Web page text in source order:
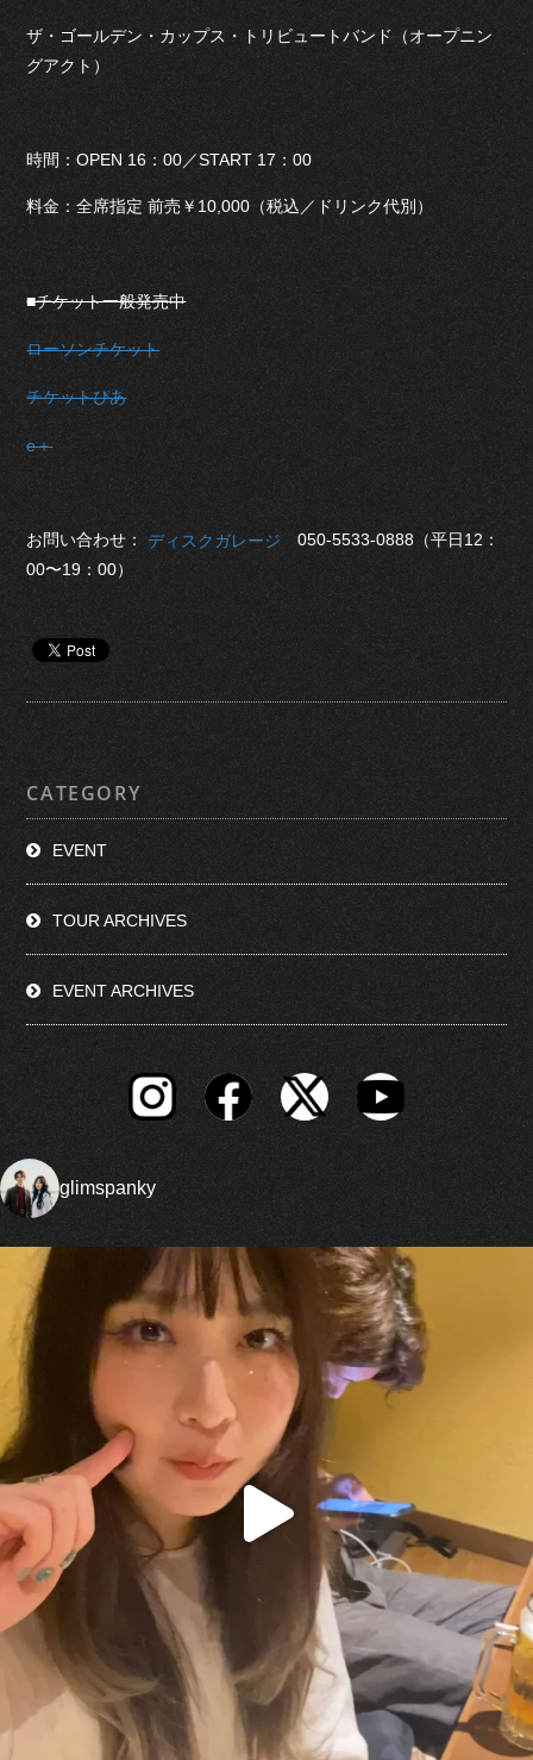
ザ・ゴールデン・カップス・トリビュートバンド（オープニン
グアクト）
時間：OPEN 16：00／START 17：00
料金：全席指定 前売￥10,000（税込／ドリンク代別）
■チケット一般発売中
ローソンチケット
チケットぴあ
e＋
お問い合わせ：ディスクガレージ 050-5533-0888（平日12：
00〜19：00）
CATEGORY
EVENT
TOUR ARCHIVES
EVENT ARCHIVES
glimspanky